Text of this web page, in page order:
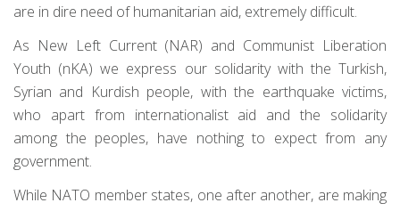
are in dire need of humanitarian aid, extremely difficult.
As New Left Current (NAR) and Communist Liberation
Youth (nKA) we express our solidarity with the Turkish,
Syrian and Kurdish people, with the earthquake victims,
who apart from internationalist aid and the solidarity
among the peoples, have nothing to expect from any
government.
While NATO member states, one after another, are making